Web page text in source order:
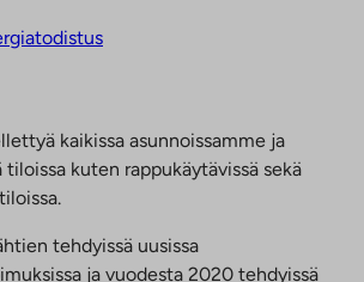
kaikissa asunnoissamme ja
kuten rappukäytävissä sekä
tehdyissä uusissa
ja vuodesta 2020 tehdyissä